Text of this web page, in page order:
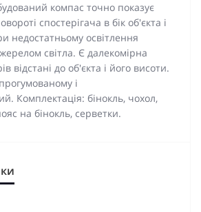
компас точно показує
спостерігача в бік об'єкта і
недостатньому освітлення
світла. Є далекомірна
відстані до об'єкта і його висоти.
і
Комплектація: бінокль, чохол,
на бінокль, серветки.